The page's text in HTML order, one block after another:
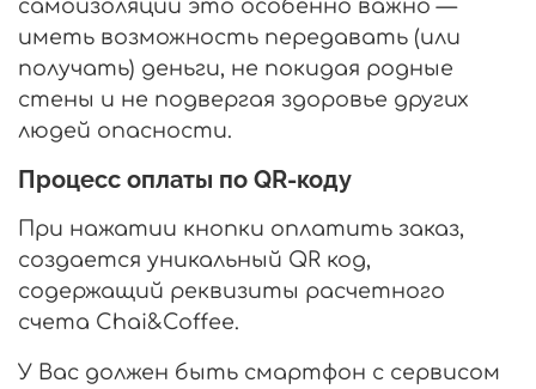
самоизоляции это особенно важно —
иметь возможность передавать (или
получать) деньги, не покидая родные
стены и не подвергая здоровье других
людей опасности.
Процесс оплаты по QR-коду
При нажатии кнопки оплатить заказ,
создается уникальный QR код,
содержащий реквизиты расчетного
счета Chai&Coffee.
У Вас должен быть смартфон с сервисом